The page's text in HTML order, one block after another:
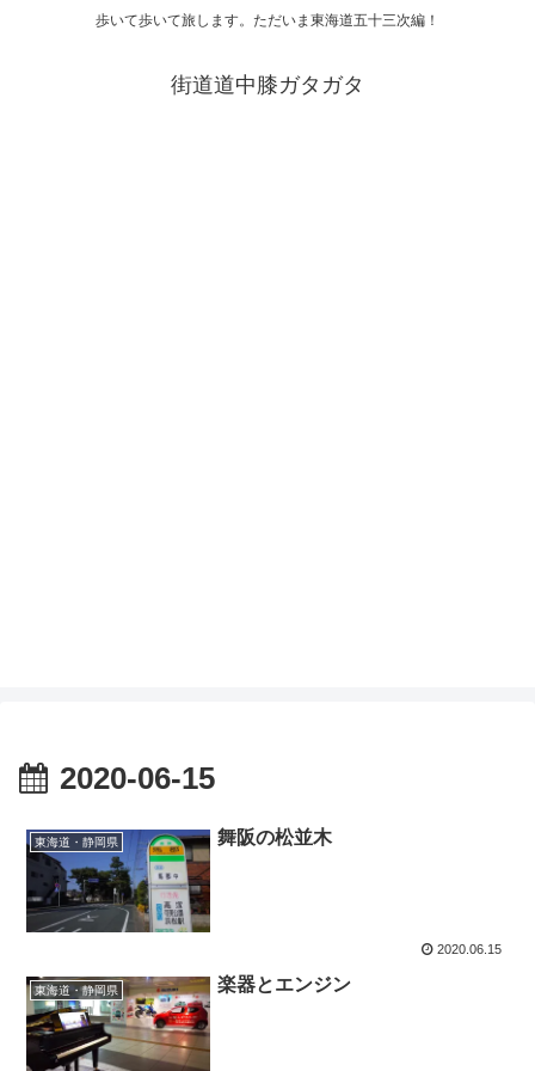
歩いて歩いて旅します。ただいま東海道五十三次編！
街道道中膝ガタガタ
2020-06-15
東海道・静岡県 舞阪の松並木
2020.06.15
東海道・静岡県 楽器とエンジン